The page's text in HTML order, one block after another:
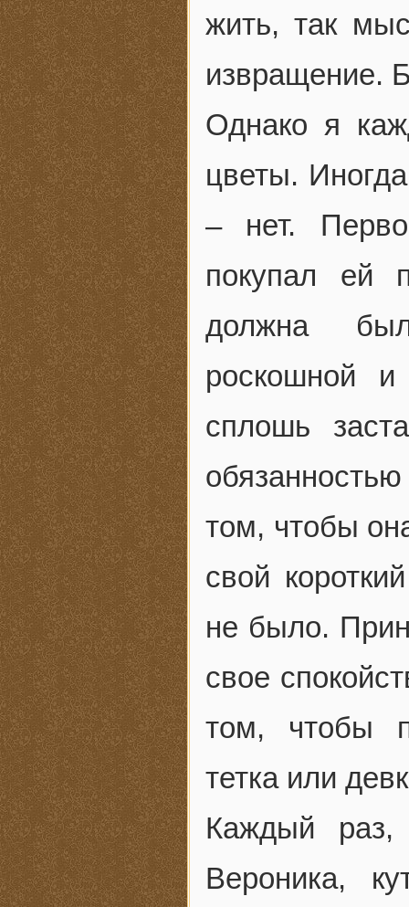
жить, так
извращение.
Однако я
цветы.
– нет.
покупал ей
должна
роскошной
сплошь
том, чтобы
свой
не было.
свое
том, чтобы
тетка или
Каждый
Вероника,